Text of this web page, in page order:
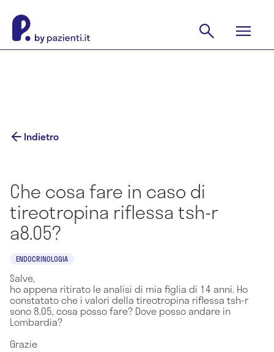
Indietro
Che cosa fare in caso di
tireotropina riflessa tsh-r
a8.05?
ENDOCRINOLOGIA
Salve,
ho appena ritirato le analisi di mia figlia di 14 anni. Ho
constatato che i valori della tireotropina riflessa tsh-r
sono 8.05, cosa posso fare? Dove posso andare in
Lombardia?
Grazie